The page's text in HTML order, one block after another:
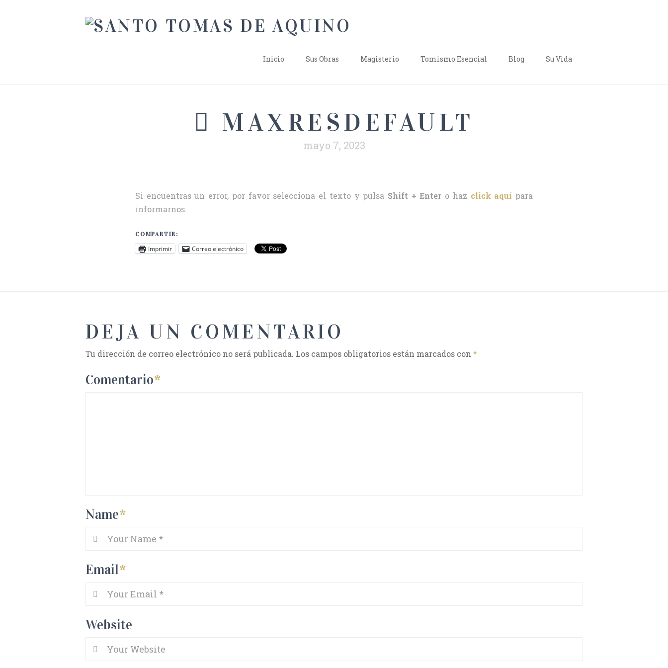
Inicio Sus Obras Magisterio Tomismo Esencial Blog Su Vida
MAXRESDEFAULT
mayo 7, 2023
Si encuentras un error, por favor selecciona el texto y pulsa Shift + Enter o haz click aquí para
informarnos.
COMPARTIR:
Imprimir Correo electrónico
DEJA UN COMENTARIO
Tu dirección de correo electrónico no será publicada. Los campos obligatorios están marcados con *
Comentario*
Name*
Email*
Website